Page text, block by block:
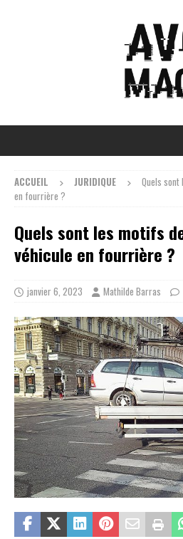
ACCUEIL JURIDIQUE
Quels sont
en fourrière ?
Quels sont les motifs
véhicule en fourrière ?
janvier 6, 2023 Mathilde Barras